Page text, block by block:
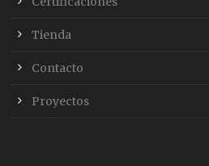
Tienda
Contacto
Proyectos